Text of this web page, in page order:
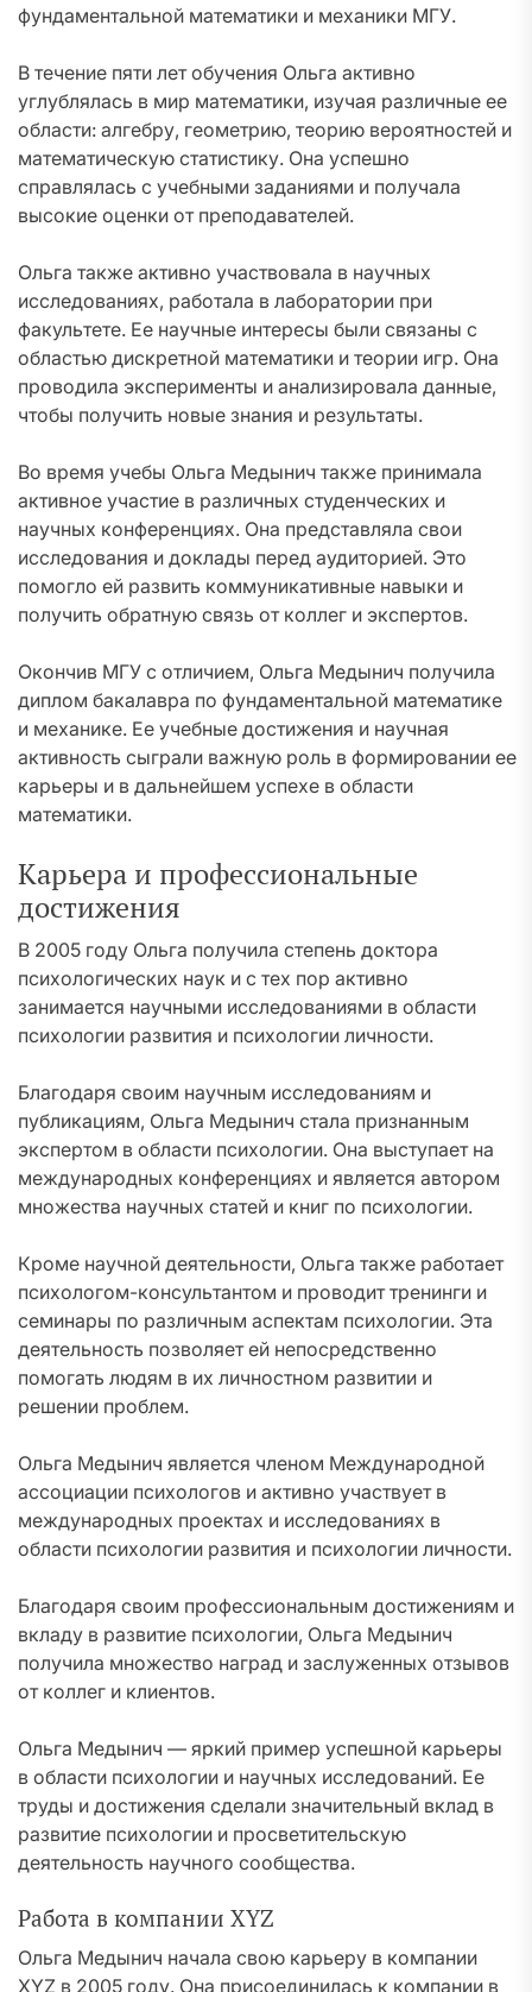
фундаментальной математики и механики МГУ.
В течение пяти лет обучения Ольга активно
углублялась в мир математики, изучая различные ее
области: алгебру, геометрию, теорию вероятностей и
математическую статистику. Она успешно
справлялась с учебными заданиями и получала
высокие оценки от преподавателей.
Ольга также активно участвовала в научных
исследованиях, работала в лаборатории при
факультете. Ее научные интересы были связаны с
областью дискретной математики и теории игр. Она
проводила эксперименты и анализировала данные,
чтобы получить новые знания и результаты.
Во время учебы Ольга Медынич также принимала
активное участие в различных студенческих и
научных конференциях. Она представляла свои
исследования и доклады перед аудиторией. Это
помогло ей развить коммуникативные навыки и
получить обратную связь от коллег и экспертов.
Окончив МГУ с отличием, Ольга Медынич получила
диплом бакалавра по фундаментальной математике
и механике. Ее учебные достижения и научная
активность сыграли важную роль в формировании ее
карьеры и в дальнейшем успехе в области
математики.
Карьера и профессиональные
достижения
В 2005 году Ольга получила степень доктора
психологических наук и с тех пор активно
занимается научными исследованиями в области
психологии развития и психологии личности.
Благодаря своим научным исследованиям и
публикациям, Ольга Медынич стала признанным
экспертом в области психологии. Она выступает на
международных конференциях и является автором
множества научных статей и книг по психологии.
Кроме научной деятельности, Ольга также работает
психологом-консультантом и проводит тренинги и
семинары по различным аспектам психологии. Эта
деятельность позволяет ей непосредственно
помогать людям в их личностном развитии и
решении проблем.
Ольга Медынич является членом Международной
ассоциации психологов и активно участвует в
международных проектах и исследованиях в
области психологии развития и психологии личности.
Благодаря своим профессиональным достижениям и
вкладу в развитие психологии, Ольга Медынич
получила множество наград и заслуженных отзывов
от коллег и клиентов.
Ольга Медынич — яркий пример успешной карьеры
в области психологии и научных исследований. Ее
труды и достижения сделали значительный вклад в
развитие психологии и просветительскую
деятельность научного сообщества.
Работа в компании XYZ
Ольга Медынич начала свою карьеру в компании
XYZ в 2005 году. Она присоединилась к компании в